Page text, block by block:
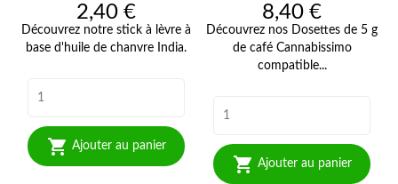
Prix
2,40 €
Découvrez notre stick à lèvre à
base d'huile de chanvre India.
 Ajouter au panier
Prix
8,40 €
Découvrez nos Dosettes de 5 g
de café Cannabissimo
compatible...
 Ajouter au panier